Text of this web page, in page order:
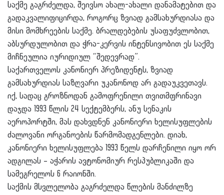
საქმე გაგრძელდა, შეივსო ახალ-ახალი დანამატებით და
გადაკვალიფიცირდა, როგორც ზვიად გამსახურდიასა და
მისი მომხრეების საქმე. ბრალდებების უსაფუძვლობით,
აბსურდულობით და ჭრა-კერვის ინტენსივობით ეს საქმე
მიჩნეულია იურიდიულ “შედევრად”.
საქართველოს კანონიერ პრეზიდენტს, ზვიად
გამსახურდიას საზღვარი უკანონოდ არ გადაუკვეთავს.
იქ, სადაც გროზნოდან გამოფრენილი თვითმფრინავი
დაჯდა 1993 წლის 24 სექტემბერს, ანუ სენაკის
აეროპორტში, მას დახვდნენ კანონიერი ხელისუფლების
ძალოვანი ორგანოების წარმომადგენლები. დიახ,
კანონიერი ხელისუფლება 1993 წელს დარჩენილი იყო ორ
ადგილას – აჭარის ავტონომიურ რესპუბლიკაში და
სამეგრელოს 6 რაიონში.
საქმის მსვლელობა გაგრძელდა წლების მანძილზე